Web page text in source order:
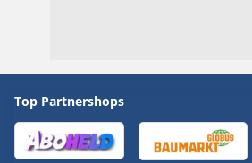
Top Partnershops